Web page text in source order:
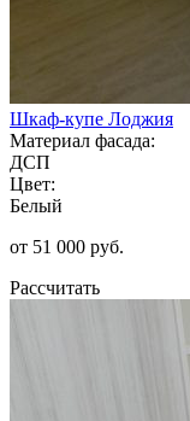
Шкаф-купе Лоджия
Материал фасада:
ДСП
Цвет:
Белый
от 51 000 руб.
Рассчитать